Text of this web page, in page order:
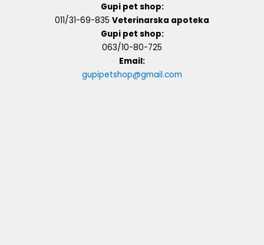
Gupi pet shop:
011/31-69-835 Veterinarska apoteka
Gupi pet shop:
063/10-80-725
Email:
gupipetshop@gmail.com